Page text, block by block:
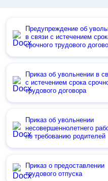
Предупреждение об
в связи с истечением
срочного трудового
Приказ об увольнении в
с истечением срока
трудового договора
Приказ об увольнении
несовершеннолетнего
по требованию родителей
Приказ о предоставлении
трудового отпуска